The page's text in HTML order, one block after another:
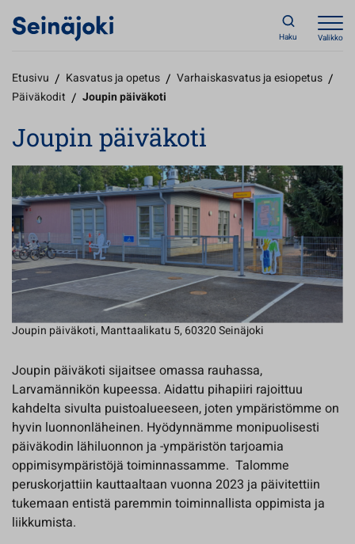
Haku Valikko
Etusivu / Kasvatus ja opetus / Varhaiskasvatus ja esiopetus /
Päiväkodit / Joupin päiväkoti
Joupin päiväkoti
Joupin päiväkoti, Manttaalikatu 5, 60320 Seinäjoki
Joupin päiväkoti sijaitsee omassa rauhassa,
Larvamännikön kupeessa. Aidattu pihapiiri rajoittuu
kahdelta sivulta puistoalueeseen, joten ympäristömme on
hyvin luonnonläheinen. Hyödynnämme monipuolisesti
päiväkodin lähiluonnon ja -ympäristön tarjoamia
oppimisympäristöjä toiminnassamme. Talomme
peruskorjattiin kauttaaltaan vuonna 2023 ja päivitettiin
tukemaan entistä paremmin toiminnallista oppimista ja
liikkumista.